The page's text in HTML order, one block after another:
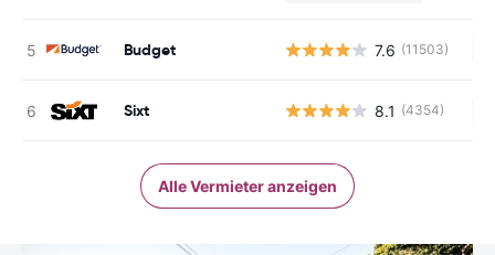
Budget 7.6 (11503)
Sixt 8.1 (4354)
Alle Vermieter anzeigen